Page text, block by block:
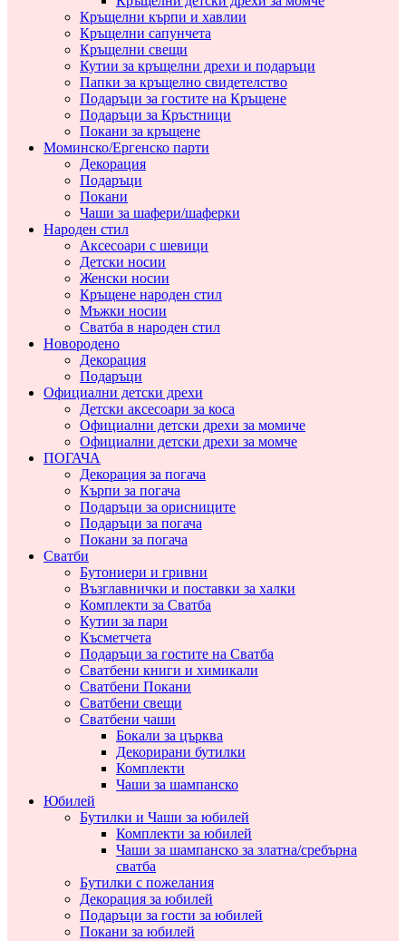
Кръщелни кърпи и хавлии
Кръщелни сапунчета
Кръщелни свещи
Кутии за кръщелни дрехи и подаръци
Папки за кръщелно свидетелство
Подаръци за гостите на Кръщене
Подаръци за Кръстници
Покани за кръщене
Моминско/Ергенско парти
Декорация
Подаръци
Покани
Чаши за шафери/шаферки
Народен стил
Аксесоари с шевици
Детски носии
Женски носии
Кръщене народен стил
Мъжки носии
Сватба в народен стил
Новородено
Декорация
Подаръци
Официални детски дрехи
Детски аксесоари за коса
Официални детски дрехи за момиче
Официални детски дрехи за момче
ПОГАЧА
Декорация за погача
Кърпи за погача
Подаръци за орисниците
Подаръци за погача
Покани за погача
Сватби
Бутониери и гривни
Възглавнички и поставки за халки
Комплекти за Сватба
Кутии за пари
Късметчета
Подаръци за гостите на Сватба
Сватбени книги и химикали
Сватбени Покани
Сватбени свещи
Сватбени чаши
Бокали за църква
Декорирани бутилки
Комплекти
Чаши за шампанско
Юбилей
Бутилки и Чаши за юбилей
Комплекти за юбилей
Чаши за шампанско за златна/сребърна
сватба
Бутилки с пожелания
Декорация за юбилей
Подаръци за гости за юбилей
Покани за юбилей